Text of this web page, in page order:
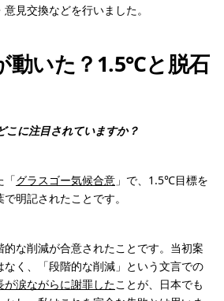
見交換などを行いました。
動いた？1.5℃と脱石
こに注目されていますか？
「グラスゴー気候合意 」で、1.5℃目標を
明記されたことです。
的な削減が合意されたことです。当初案
く、「段階的な削減」という文言での
が涙ながらに謝罪したことが、日本でも